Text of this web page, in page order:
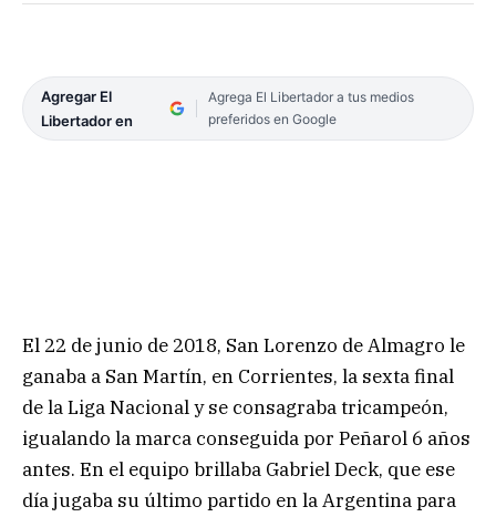
Agregar El
Libertador en
Agrega El Libertador a tus medios
preferidos en Google
El 22 de junio de 2018, San Lorenzo de Almagro le
ganaba a San Martín, en Corrientes, la sexta final
de la Liga Nacional y se consagraba tricampeón,
igualando la marca conseguida por Peñarol 6 años
antes. En el equipo brillaba Gabriel Deck, que ese
día jugaba su último partido en la Argentina para